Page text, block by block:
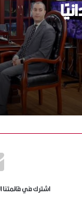
ترقيم
اشترك في قائمتنا